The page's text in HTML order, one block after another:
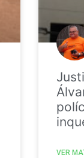
VER